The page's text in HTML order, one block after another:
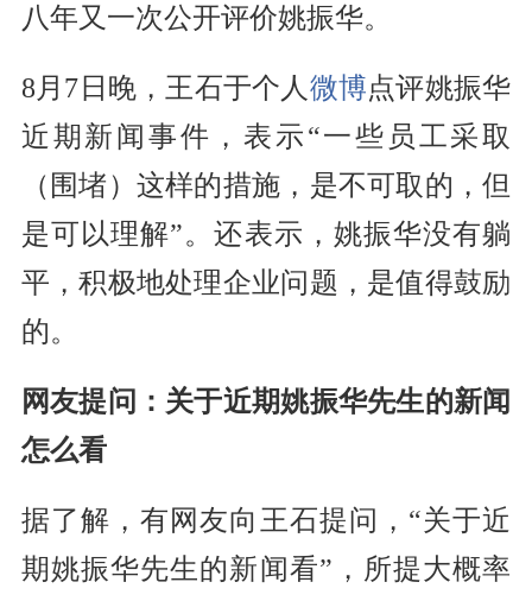
八年又一次公开评价姚振华。
8月7日晚，王石于个人微博点评姚振华
近期新闻事件，表示“一些员工采取
（围堵）这样的措施，是不可取的，但
是可以理解”。还表示，姚振华没有躺
平，积极地处理企业问题，是值得鼓励
的。
网友提问：关于近期姚振华先生的新闻
怎么看
据了解，有网友向王石提问，“关于近
期姚振华先生的新闻看”，所提大概率